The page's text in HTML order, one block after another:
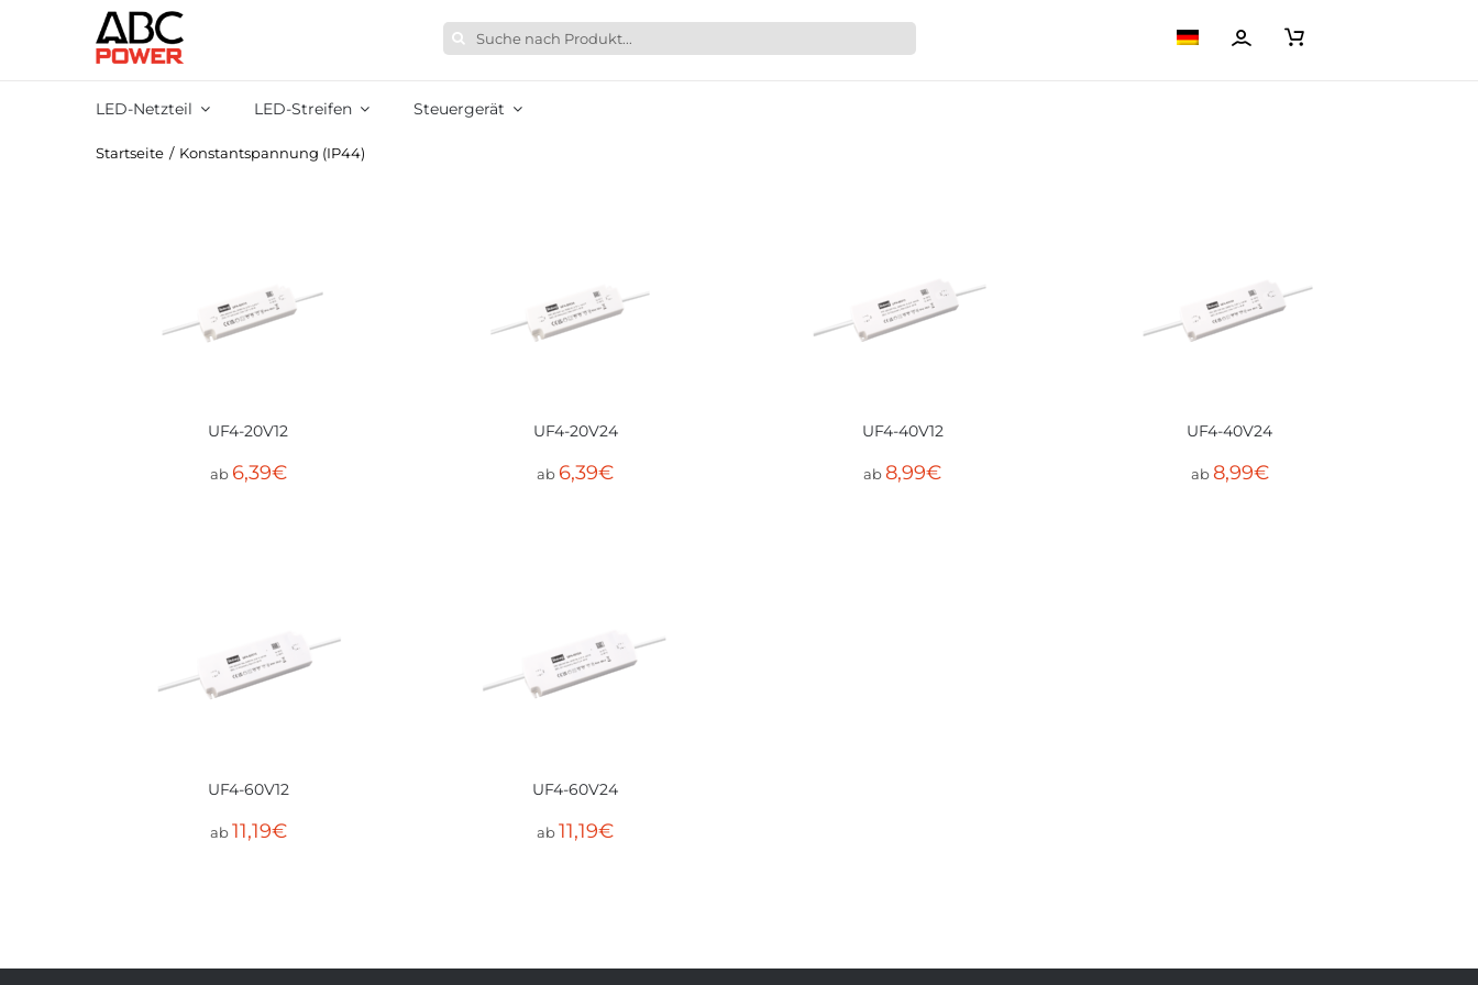
Suche
nach:
LED-Netzteil LED-Streifen Steuergerät
Startseite / Konstantspannung (IP44)
UF4-20V12
ab 6,39€
UF4-20V24
ab 6,39€
UF4-40V12
ab8,99€
UF4-40V24
ab8,99€
UF4-60V12
ab11,19€
UF4-60V24
ab 11,19€